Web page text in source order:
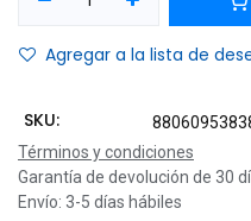
Agregar a la lista de
SKU:
Términos y condiciones
Garantía de devolución de 30
Envío: 3-5 días hábiles